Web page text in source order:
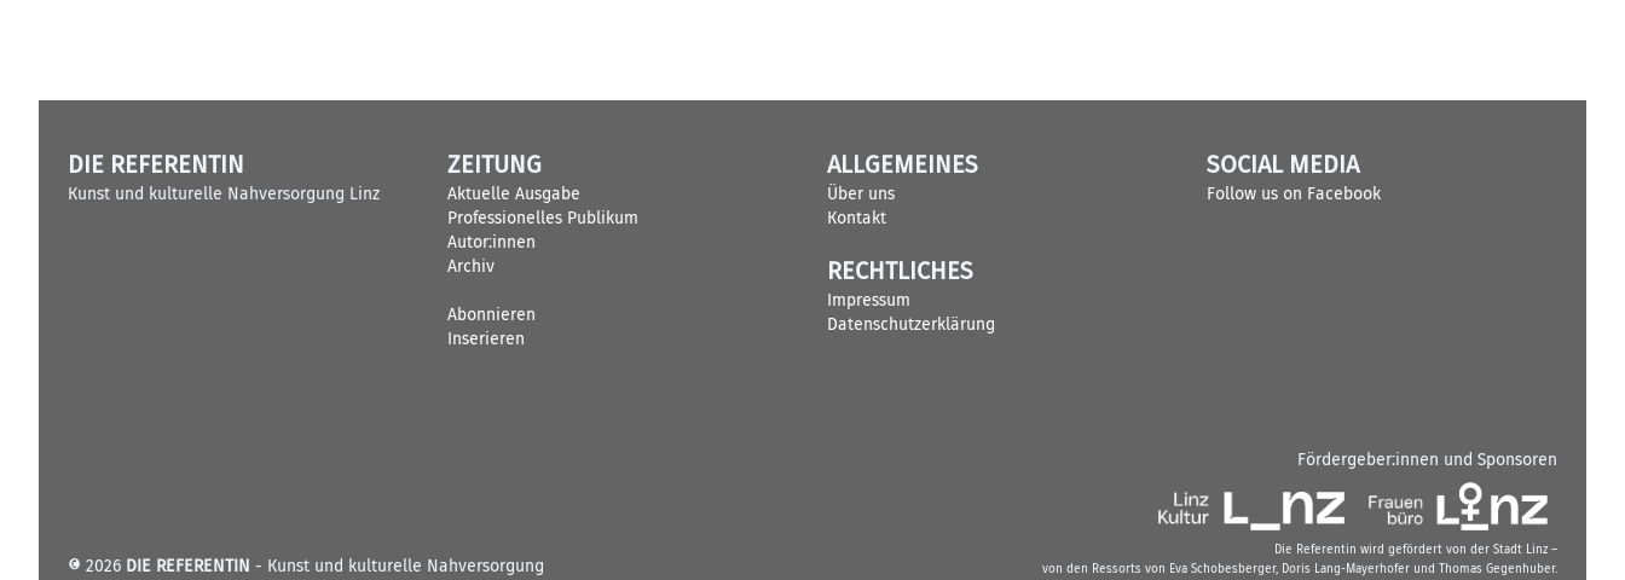
DIE REFERENTIN
Kunst und kulturelle Nahversorgung Linz
ZEITUNG
Aktuelle Ausgabe
Professionelles Publikum
Autor:innen
Archiv
Abonnieren
Inserieren
ALLGEMEINES
Über uns
Kontakt
RECHTLICHES
Impressum
Datenschutzerklärung
SOCIAL MEDIA
Follow us on Facebook
© 2026 DIE REFERENTIN - Kunst und kulturelle Nahversorgung
Fördergeber:innen und Sponsoren
Die Referentin wird gefördert von der Stadt Linz –
von den Ressorts von Eva Schobesberger, Doris Lang-Mayerhofer und Thomas Gegenhuber.